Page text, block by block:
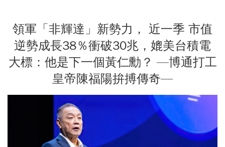
領軍「非輝達」新勢力， 近一季 市值
逆勢成長38％衝破30兆，媲美台積電
大標：他是下一個黃仁勳？ —博通打工
皇帝陳福陽拚搏傳奇—